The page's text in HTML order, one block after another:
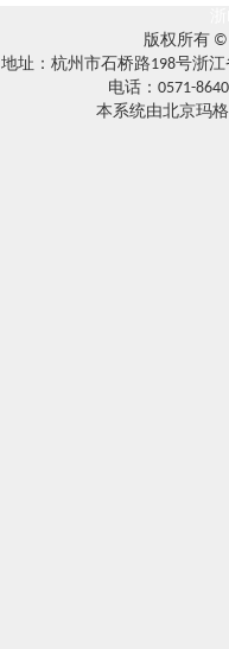
版权所有
地址：杭州市石桥路198号浙
电话：0571-
本系统由北京玛